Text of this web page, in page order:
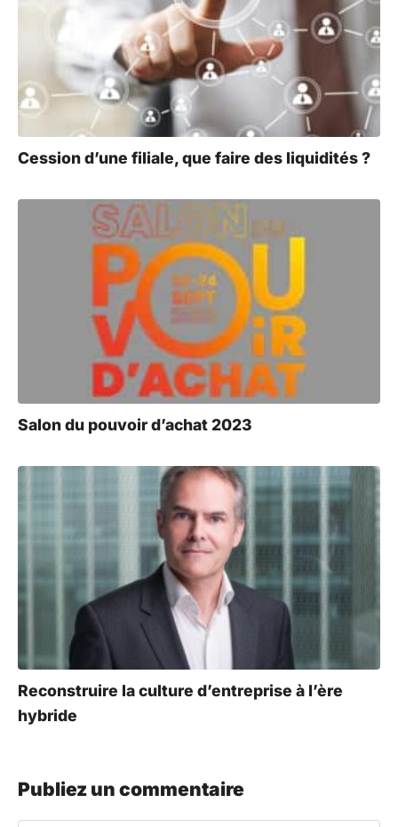
Cession d’une filiale, que faire des liquidités ?
Salon du pouvoir d’achat 2023
Reconstruire la culture d’entreprise à l’ère
hybride
Publiez un commentaire